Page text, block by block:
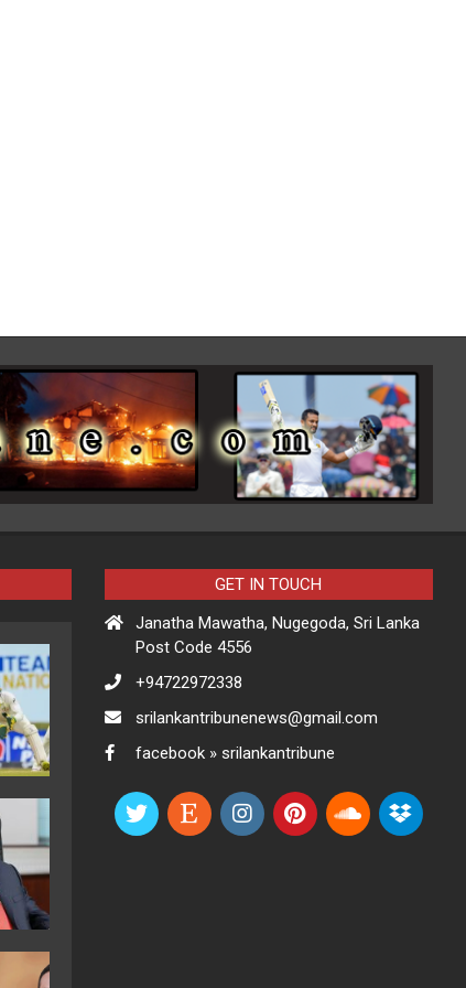
GET IN TOUCH
Janatha Mawatha, Nugegoda, Sri Lanka
Post Code 4556
+94722972338
srilankantribunenews@gmail.com
facebook » srilankantribune